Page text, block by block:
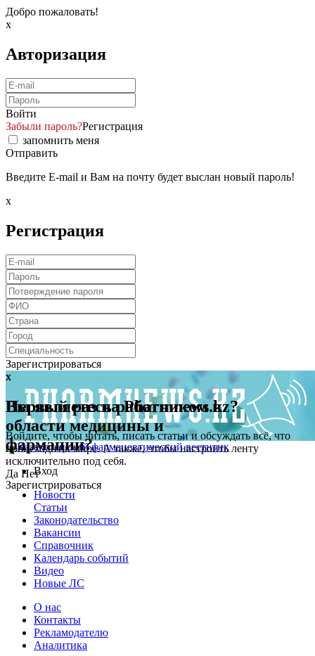
Добро пожаловать!
x
Авторизация
Войти
Забыли пароль?Регистрация
запомнить меня
Отправить
Введите E-mail и Вам на почту будет выслан новый пароль!
x
Регистрация
Зарегистрироваться
x
Первый раз на Pharmnews.kz?
Войдите, чтобы читать, писать статьи и обсуждать всё, что
происходит в мире. А также, чтобы настроить ленту
исключительно под себя.
Зарегистрироваться
x
Вы являетесь работником в
области медицины и
фармации?
Да НетВход
Новости
Статьи
Законодательство
Вакансии
Справочник
Календарь событий
Видео
Новые ЛС
О нас
Контакты
Рекламодателю
Аналитика